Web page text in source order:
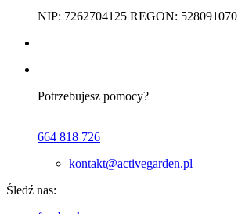
NIP: 7262704125 REGON: 528091070
Potrzebujesz pomocy?
664 818 726
kontakt@activegarden.pl
Śledź nas: